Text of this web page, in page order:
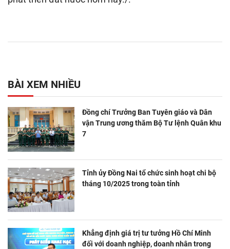
BÀI XEM NHIỀU
Đồng chí Trưởng Ban Tuyên giáo và Dân
vận Trung ương thăm Bộ Tư lệnh Quân khu
7
Tỉnh ủy Đồng Nai tổ chức sinh hoạt chi bộ
tháng 10/2025 trong toàn tỉnh
Khẳng định giá trị tư tưởng Hồ Chí Minh
đối với doanh nghiệp, doanh nhân trong